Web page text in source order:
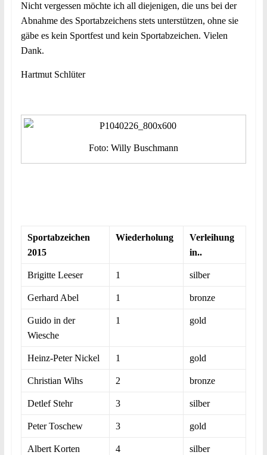
Nicht vergessen möchte ich all diejenigen, die uns bei der
Abnahme des Sportabzeichens stets unterstützen, ohne sie
gäbe es kein Sportfest und kein Sportabzeichen. Vielen
Dank.
Hartmut Schlüter
Foto: Willy Buschmann
Sportabzeichen
2015
Wiederholung
Verleihung
in..
Brigitte Leeser 1 silber
Gerhard Abel 1 bronze
Guido in der
Wiesche
1 gold
Heinz-Peter Nickel 1 gold
Christian Wihs 2 bronze
Detlef Stehr 3 silber
Peter Toschew 3 gold
Albert Korten 4 silber